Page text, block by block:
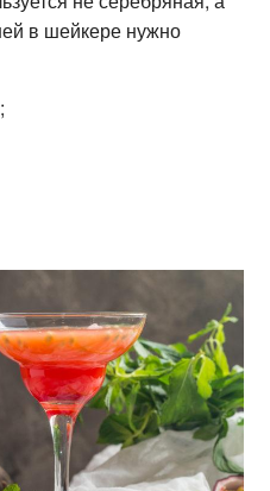
в шейкере нужно